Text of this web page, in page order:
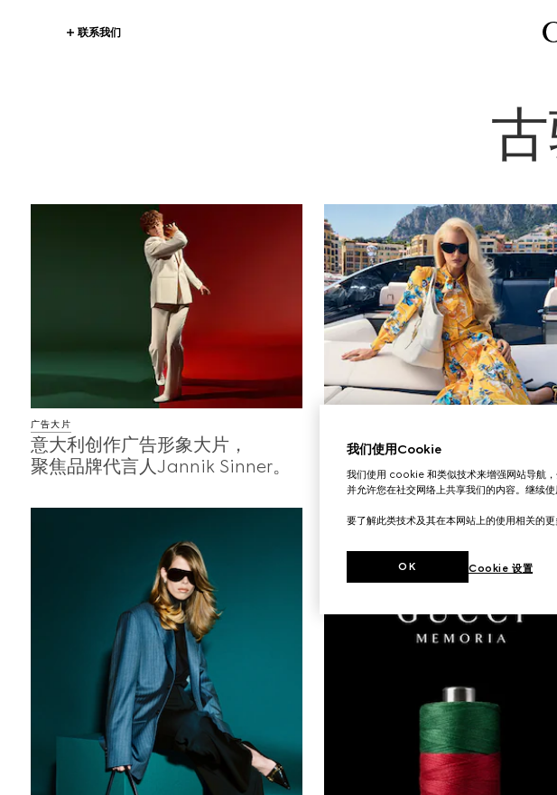
联系我们
广告大片
意大利创作广告形象大片，
聚焦品牌代言人Jannik Sinner。
全新Gucci
Summer广告形象大片于蒙
的迷人光影中启幕，
自在启程的松弛意境。
我们使用Cookie
我们使用 cookie 和类似技术来增强网站导航
并允许您在社交网络上共享我们的内容。继续
要了解此类技术及其在本网站上的使用相关的
Cookie 设置
OK